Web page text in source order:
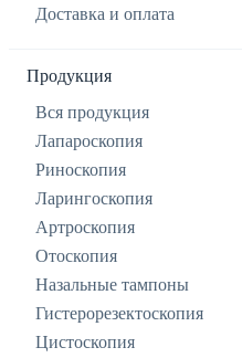
Доставка и оплата
Продукция
Вся продукция
Лапароскопия
Риноскопия
Ларингоскопия
Артроскопия
Отоскопия
Назальные тампоны
Гистерорезектоскопия
Цистоскопия